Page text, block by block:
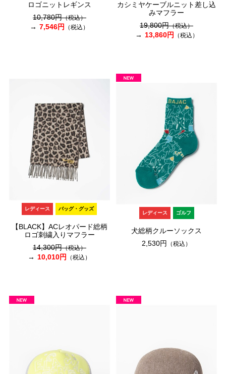
ロゴニットレギンス
10,780円（税込）
7,546円 （税込）
カシミヤケーブルニット差し込
みマフラー
19,800円（税込）
13,860円 （税込）
レディース バッグ・グッズ
【BLACK】ACレオパード総柄
ロゴ刺繍入りマフラー
14,300円（税込）
10,010円 （税込）
レディース ゴルフ
犬総柄クルーソックス
2,530円
（税込）